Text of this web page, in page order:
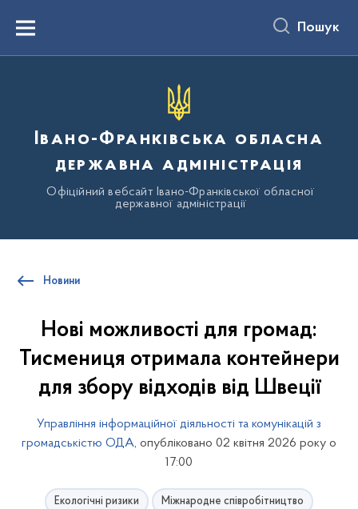
вмістуMenu Пошук
Івано-Франківська обласна
державна адміністрація
Офіційний вебсайт Івано-Франківської обласної
державної адміністрації
Новини
Нові можливості для громад:
Тисмениця отримала контейнери
для збору відходів від Швеції
Управління інформаційної діяльності та комунікацій з
громадськістю ОДА, опубліковано 02 квітня 2026 року о
17:00
Екологічні ризики Міжнародне співробітництво